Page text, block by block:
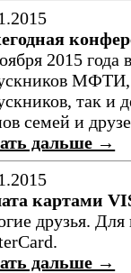
2015
МФТИ,
так и
семей и
дальше →
картами
друзья. Для
дальше →